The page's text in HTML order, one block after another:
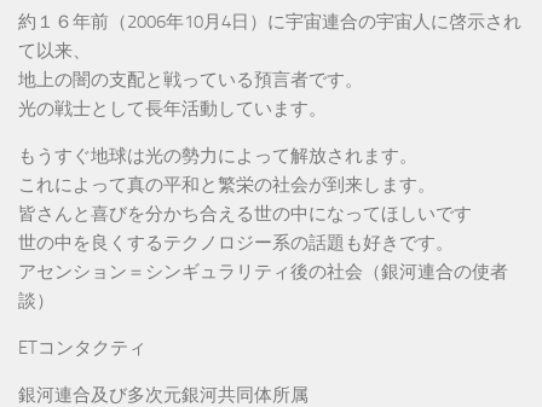
約１６年前（2006年10月4日）に宇宙連合の宇宙人に啓示され
て以来、
地上の闇の支配と戦っている預言者です。
光の戦士として長年活動しています。
もうすぐ地球は光の勢力によって解放されます。
これによって真の平和と繁栄の社会が到来します。
皆さんと喜びを分かち合える世の中になってほしいです
世の中を良くするテクノロジー系の話題も好きです。
アセンション＝シンギュラリティ後の社会（銀河連合の使者
談）
ETコンタクティ
銀河連合及び多次元銀河共同体所属